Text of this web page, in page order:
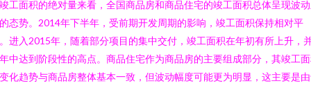
工面积的绝对量来看，全国商品房和商品住宅的竣工面积总体呈现波
态势。2014年下半年，受前期开发周期的影响，竣工面积保持相对平
进入2015年，随着部分项目的集中交付，竣工面积在年初有所上升，
中达到阶段性的高点。商品住宅作为商品房的主要组成部分，其竣工
化趋势与商品房整体基本一致，但波动幅度可能更为明显，这主要是